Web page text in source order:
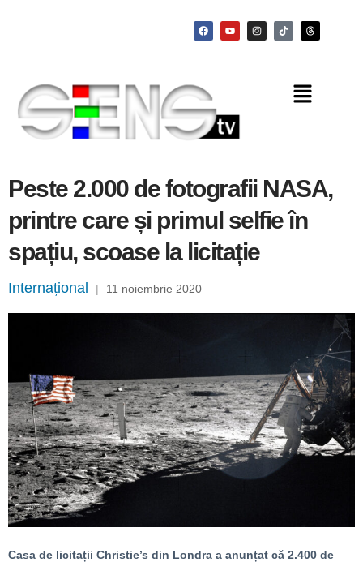
Peste 2.000 de fotografii NASA,
printre care și primul selfie în
spațiu, scoase la licitație
Internațional | 11 noiembrie 2020
Casa de licitații Christie’s din Londra a anunțat că 2.400 de